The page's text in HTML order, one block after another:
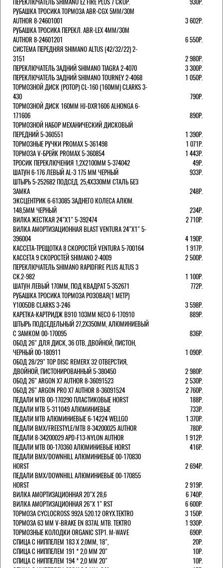
РУБАШКА ТРОСИКА ТОРМОЗА ABR-CGX 5MM/30M
AUTHOR 8-24601001
3 602Р.
РУБАШКА ТРОСИКА ПЕРЕКЛ. ABR-LEX 4MM/30M
AUTHOR 8-24601201
6 550Р.
СИСТЕМА ПЕРЕДНЯЯ SHIMANO ALTUS (42/32/22) 2-
3151
2 980Р.
ПЕРЕКЛЮЧАТЕЛЬ ЗАДНИЙ SHIMANO TIAGRA 2-4070
3 300Р.
ПЕРЕКЛЮЧАТЕЛЬ ЗАДНИЙ SHIMANO TOURNEY 2-4068
1 050Р.
ТОРМОЗНОЙ ДИСК (РОТОР) CL-160 (160ММ) CLARKS 3-
430
790Р.
ТОРМОЗНОЙ ДИСК 160ММ HJ-DXR1606 ALHONGA 6-
171606
890Р.
ТОРМОЗНОЙ НАБОР МЕХАНИЧЕСКИЙ ДИСКОВЫЙ
ПЕРЕДНИЙ 5-360551
1 390Р.
ТОРМОЗНЫЕ РУЧКИ PROMAX 5-361498
1 071Р.
ТОРМОЗА V-БРЕЙК PROMAX 5-360854
1 443Р.
ТРОСИК ПЕРЕКЛЮЧЕНИЯ 1,2Х2100ММ 5-374042
49Р.
ШАТУН 6-176 ЛЕВЫЙ AL-3 175 ММ ЧЕРНЫЙ
933Р.
ШТЫРЬ 5-252682 ПОДСЕД. 25,4Х330ММ СТАЛЬ БЕЗ
ЗАМКА
248Р.
ЭКСЦЕНТРИК 6-613085 ЗАДНЕГО КОЛЕСА АЛЮМ.
148,5ММ ЧЕРНЫЙ
234Р.
ВИЛКА ЖЕСТКАЯ 24"Х1" 5-392474
2 710Р.
ВИЛКА АМОРТИЗАЦИОННАЯ BLAST VENTURA 24"Х1" 5-
396004
4 190Р.
КАССЕТА-ТРЕЩОТКА 8 СКОРОСТЕЙ VENTURA 5-700164
1 917Р.
КАССЕТА 9 СКОРОСТЕЙ SHIMANO 2-4009
2 500Р.
ПЕРЕКЛЮЧАТЕЛЬ SHIMANO RAPIDFIRE PLUS ALTUS 3
СК.2-982
1 100Р.
ШАТУН ЛЕВЫЙ 170ММ, ПОД КВАДРАТ 5-352671
772Р.
РУБАШКА ТРОСИКА ТОРМОЗА РОЗОВАЯ(1 МЕТР)
Y1005DB CLARKS 3-246
3 598Р.
КАРЕТКА-КАРТРИДЖ B910 103ММ NECO 6-170910
889Р.
ШТЫРЬ ПОДСЕДЕЛЬНЫЙ 27,2Х350ММ, АЛЮМИНИЕВЫЙ
С ЗАМКОМ 00-170095
836Р.
ОБОД 26" ДЛЯ ДИСК, 36 ОТВ, ДВОЙНОЙ, ПИСТОН,
ЧЕРНЫЙ 00-180911
1 090Р.
ОБОД 28/29" TOP DISC REMERX 32 ОТВЕРСТИЯ,
ДВОЙНОЙ, ПИСТОНИРОВАННЫЙ 5-380450
2 980Р.
ОБОД 26" ARGON X7 AUTHOR 8-36091523
2 530Р.
ОБОД 26" ARGON PRO X7 AUTHOR 8-36091524
2 760Р.
ПЕДАЛИ МТВ 00-170290 ПЛАСТИКОВЫЕ HORST
188Р.
ПЕДАЛИ MTB 5-311049 АЛЮМИНИЕВЫЕ
733Р.
ПЕДАЛИ MTB АЛЮМИНИЕВЫЕ 6-14224 WELLGO
1 370Р.
ПЕДАЛИ BMX/FREESTYLE/MTB 8-34200025 AUTHOR
780Р.
ПЕДАЛИ 8-34200029 APD-F13-NYLON AUTHOR
1 912Р.
ПЕДАЛИ МТВ 00-170360 АЛЮМИНИЕВЫЕ HORST
416Р.
ПЕДАЛИ BMX/DOWNHILL АЛЮМИНИЕВЫЕ 00-170830
HORST
2 694Р.
ПЕДАЛИ BMX/DOWNHILL АЛЮМИНИЕВЫЕ 00-170855
HORST
2 919Р.
ВИЛКА АМОРТИЗАЦИОННАЯ 20"Х 28,6
6 740Р.
ВИЛКА АМОРТИЗАЦИОННАЯ 26"Х 1" RST
6 600Р.
ТОРМОЗА CYCLOCROSS 992А 520.12 ORYX.TEKTRO
3 150Р.
ТОРМОЗА 63 ММ V-BRAKE EN 837AL MTB. TEKTRO
1 930Р.
ТОРМОЗНЫЕ КОЛОДКИ ORGANIC STP1. M-WAVE
690Р.
СПИЦА С НИППЕЛЕМ 183 Х 2,0ММ, 18",
20Р.
СПИЦА С НИППЕЛЕМ 191 * 2,0 ММ 20"
10Р.
СПИЦА С НИППЕЛЕМ 194 * 2,0 ММ 20"
10Р.